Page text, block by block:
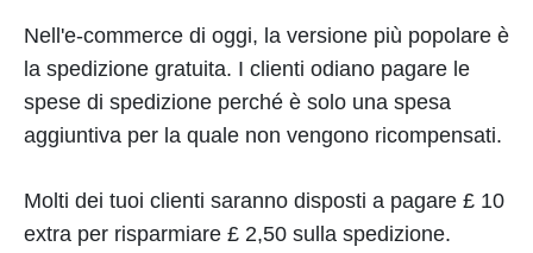
Nell'e-commerce di oggi, la versione più popolare è
la spedizione gratuita. I clienti odiano pagare le
spese di spedizione perché è solo una spesa
aggiuntiva per la quale non vengono ricompensati.
Molti dei tuoi clienti saranno disposti a pagare £ 10
extra per risparmiare £ 2,50 sulla spedizione.